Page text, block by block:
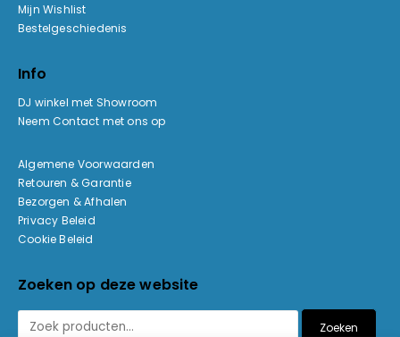
Mijn Wishlist
Bestelgeschiedenis
Info
DJ winkel met Showroom
Neem Contact met ons op
Algemene Voorwaarden
Retouren & Garantie
Bezorgen & Afhalen
Privacy Beleid
Cookie Beleid
Zoeken op deze website
Zoeken